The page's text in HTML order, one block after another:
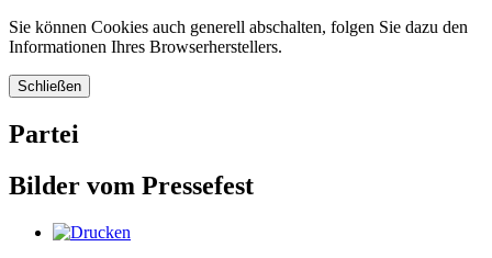
Sie können Cookies auch generell abschalten, folgen Sie dazu den
Informationen Ihres Browserherstellers.
Schließen
Partei
Bilder vom Pressefest